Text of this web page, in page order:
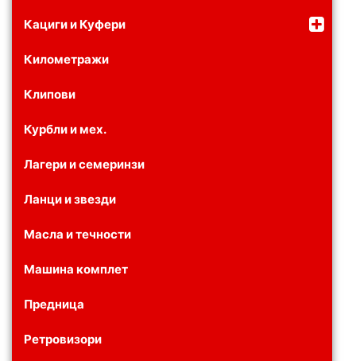
Кациги и Куфери
Километражи
Клипови
Курбли и мех.
Лагери и семеринзи
Ланци и звезди
Масла и течности
Машина комплет
Предница
Ретровизори